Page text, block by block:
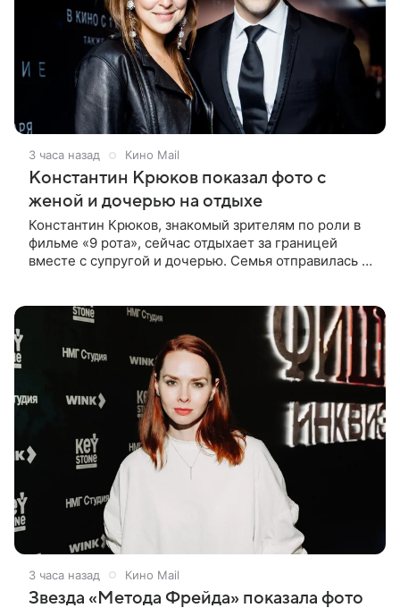
3 часа назад Кино Mail
Константин Крюков показал фото с
женой и дочерью на отдыхе
Константин Крюков, знакомый зрителям по роли в
фильме «9 рота», сейчас отдыхает за границей
вместе с супругой и дочерью. Семья отправилась в
3 часа назад Кино Mail
Звезда «Метода Фрейда» показала фото